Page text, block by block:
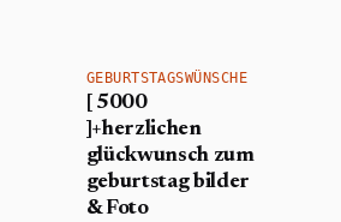
GEBURTSTAGSWÜNSCHE
[ 5000
]+herzlichen
glückwunsch zum
geburtstag bilder
& Foto